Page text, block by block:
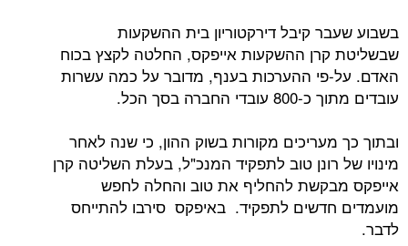
קיבל דירקטוריון בית ההשקעות
ההשקעות אייפקס, החלטה לקצץ בכוח
ההערכות בענף, מדובר על כמה עשרות
בסך הכל.
מקורות בשוק ההון, כי שנה לאחר
רונן טוב לתפקיד המנכ"ל, בעלת השליטה קרן
להחליף את טוב והחלה לחפש
לתפקיד. באיפקס סירבו להתייחס